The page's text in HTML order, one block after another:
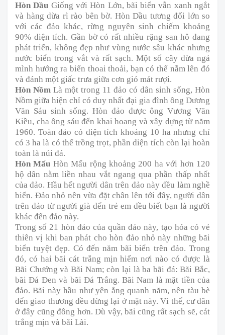
Hòn Dầu Giống với Hòn Lớn, bãi biển vẫn xanh ngắt
và hàng dừa rì rào bên bờ. Hòn Dầu tương đối lớn so
với các đảo khác, rừng nguyên sinh chiếm khoảng
90% diện tích. Gần bờ có rất nhiều rặng san hô đang
phát triển, không đẹp như vùng nước sâu khác nhưng
nước biển trong vắt và rất sạch. Một số cây dừa ngả
mình hướng ra biển thoai thoải, bạn có thể nằm lên đó
và đánh một giấc trưa giữa cơn gió mát rượi.
Hòn Nồm Là một trong 11 đảo có dân sinh sống, Hòn
Nồm giữa hiện chỉ có duy nhất đại gia đình ông Dương
Văn Sáu sinh sống. Hòn đảo được ông Vương Văn
Kiều, cha ông sáu đến khai hoang và xây dựng từ năm
1960. Toàn đảo có diện tích khoảng 10 ha nhưng chỉ
có 3 ha là có thể trồng trọt, phần diện tích còn lại hoàn
toàn là núi đá.
Hòn Mấu Hòn Mấu rộng khoảng 200 ha với hơn 120
hộ dân nằm liền nhau vắt ngang qua phần thấp nhất
của đảo. Hầu hết người dân trên đảo này đều làm nghề
biển. Ðảo nhỏ nên vừa đặt chân lên tới đây, người dân
trên đảo từ người già đến trẻ em đều biết bạn là người
khác đến đảo này.
Trong số 21 hòn đảo của quần đảo này, tạo hóa có vẻ
thiên vị khi ban phát cho hòn đảo nhỏ này những bãi
biển tuyệt đẹp. Có đến năm bãi biển trên đảo. Trong
đó, có hai bãi cát trắng mịn hiếm nơi nào có được là
Bãi Chướng và Bãi Nam; còn lại là ba bãi đá: Bãi Bắc,
bãi Ðá Ðen và bãi Ðá Trắng. Bãi Nam là mặt tiền của
đảo. Bãi này hầu như yên ắng quanh năm, nên tàu bè
đến giao thương đều dừng lại ở mặt này. Vì thế, cư dân
ở đây cũng đông hơn. Dù vậy, bãi cũng rất sạch sẽ, cát
trắng mịn và bãi Lài.